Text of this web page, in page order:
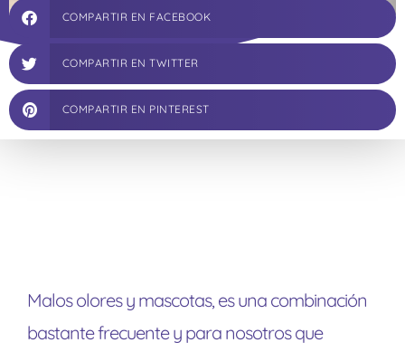
COMPARTIR EN FACEBOOK
COMPARTIR EN TWITTER
COMPARTIR EN PINTEREST
Malos olores y mascotas, es una combinación
bastante frecuente y para nosotros que